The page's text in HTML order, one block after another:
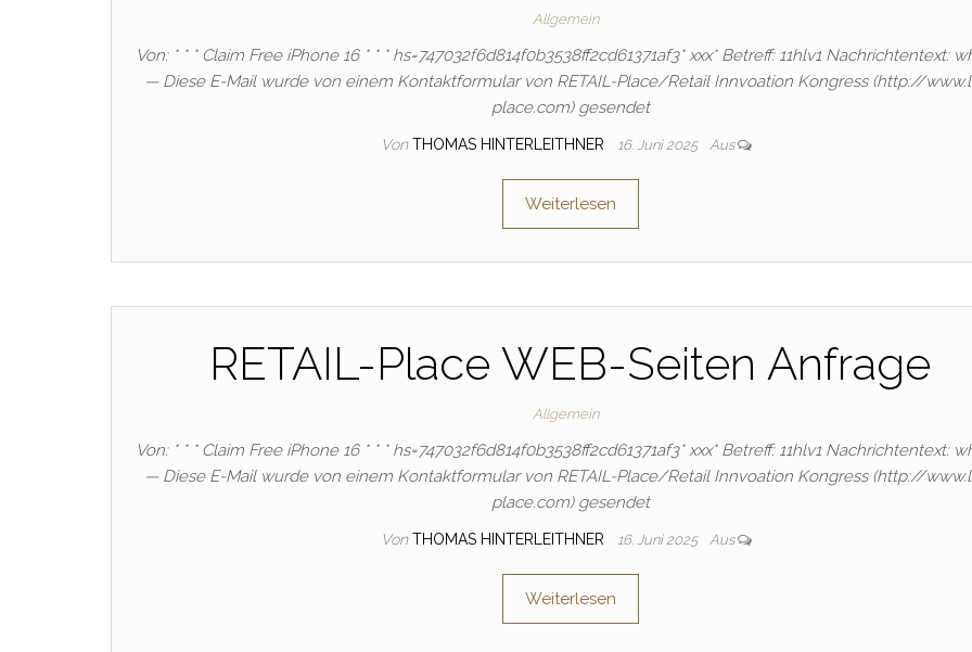
Allgemein
Von: * * * Claim Free iPhone 16 * * * hs=747032f6d814f0b3538ff2cd61371af3* ххх* Betreff: 11hlv1 Nachrichtentext:
— Diese E-Mail wurde von einem Kontaktformular von RETAIL-Place/Retail Innvoation Kongress (http://
place.com) gesendet
Von THOMAS HINTERLEITHNER 16. Juni 2025 Aus
Weiterlesen
RETAIL-Place WEB-Seiten Anfrage
Allgemein
Von: * * * Claim Free iPhone 16 * * * hs=747032f6d814f0b3538ff2cd61371af3* ххх* Betreff: 11hlv1 Nachrichtentext:
— Diese E-Mail wurde von einem Kontaktformular von RETAIL-Place/Retail Innvoation Kongress (http://
place.com) gesendet
Von THOMAS HINTERLEITHNER 16. Juni 2025 Aus
Weiterlesen